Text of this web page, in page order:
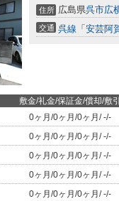
住所 広島県呉市広
交通 呉線 「 安芸阿
敷金/礼金/保証金/償却/敷引
0ヶ月 /0ヶ月 /0ヶ月 /-/-
0ヶ月 /0ヶ月 /0ヶ月 /-/-
0ヶ月 /0ヶ月 /0ヶ月 /-/-
0ヶ月 /0ヶ月 /0ヶ月 /-/-
0ヶ月 /0ヶ月 /0ヶ月 /-/-